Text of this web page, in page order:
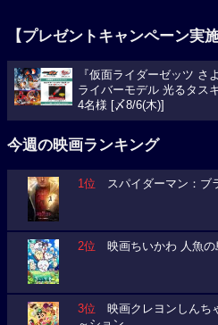
【プレゼントキャンペーン実施
『仮面ライダーゼッツ さ
ライバーモデル 光るタス
4名様 [〆8/6(木)]
今週の映画ランキング
1位 スパイダーマン：ブ
2位 映画ちいかわ 人魚の
3位 映画クレヨンしんち